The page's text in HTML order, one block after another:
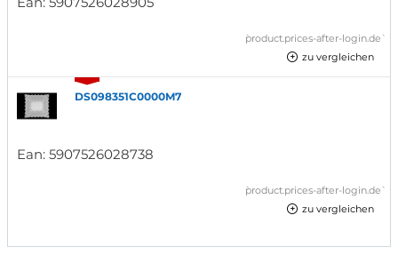
`product.prices-after-login.de`
zu vergleichen
DS098351C0000M7
Ean: 5907526028738
`product.prices-after-login.de`
zu vergleichen